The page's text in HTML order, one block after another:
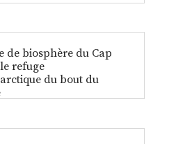
de biosphère du Cap
refuge
du bout du